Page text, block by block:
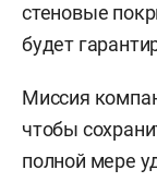
стеновые
будет
Миссия
чтобы
полной мере